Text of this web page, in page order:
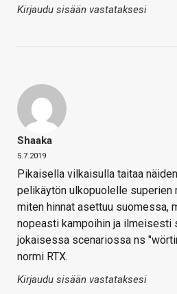
Kirjaudu sisään vastataksesi
Shaaka
5.7.2019
Pikaisella vilkaisulla taitaa
pelikäytön ulkopuolelle superien
miten hinnat asettuu suomessa,
nopeasti kampoihin ja ilmeisesti
jokaisessa scenariossa ns
normi RTX.
Kirjaudu sisään vastataksesi